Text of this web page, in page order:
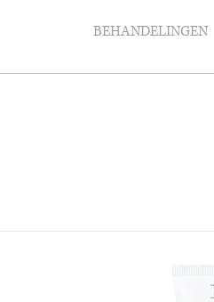
BEHANDELINGEN